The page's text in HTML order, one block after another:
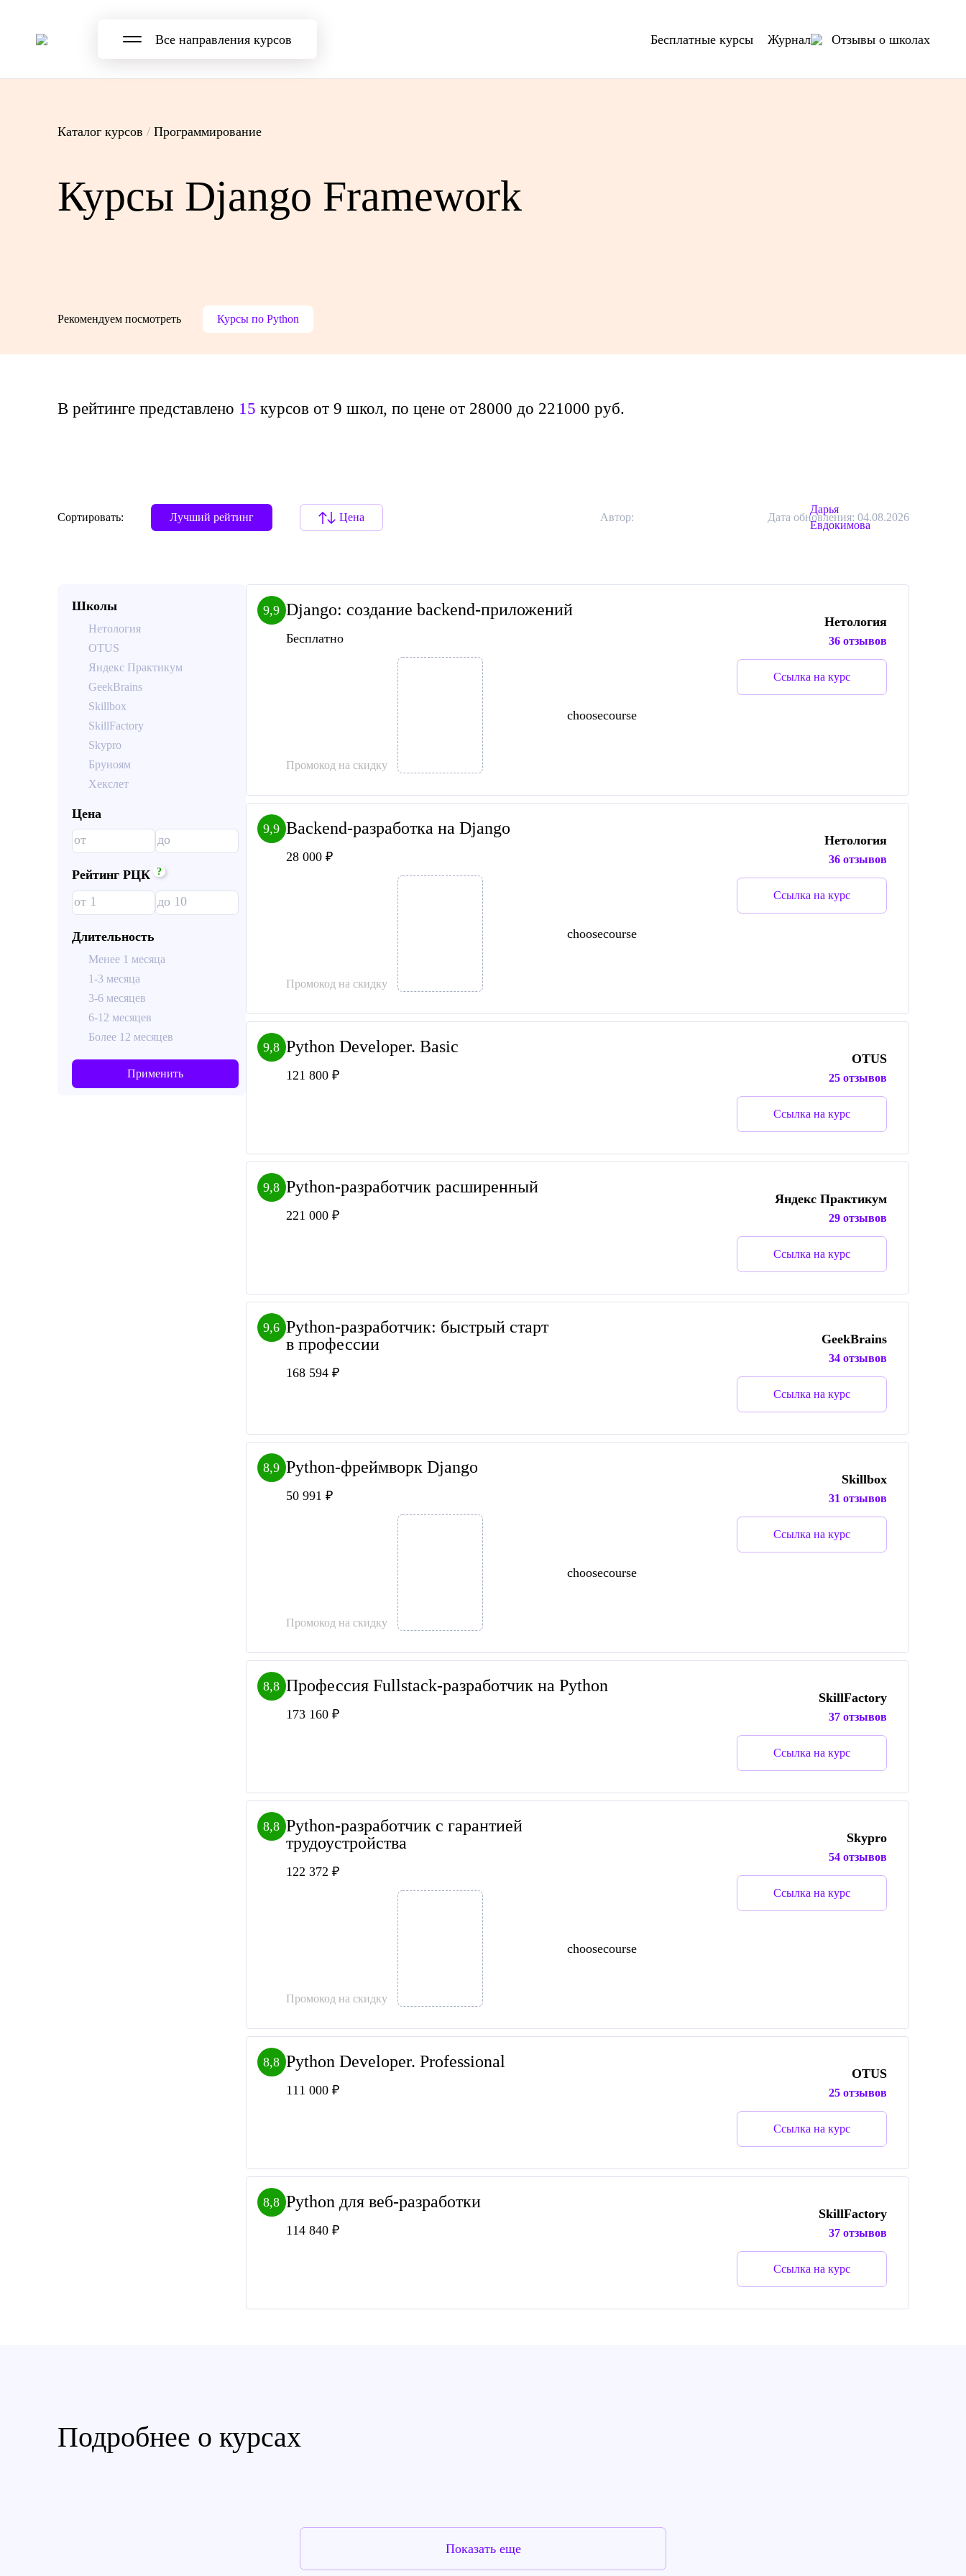
Все направления курсов Бесплатные курсы Журнал Отзывы о школах
Каталог курсов / Программирование
Курсы Django Framework
Рекомендуем посмотреть Курсы по Python
В рейтинге представлено 15 курсов от 9 школ, по цене от 28000 до 221000 руб.
Сортировать: Лучший рейтинг Цена Автор:
Дарья
Евдокимова
Дата обновления: 04.08.2026
Школы
Нетология
OTUS
Яндекс Практикум
GeekBrains
Skillbox
SkillFactory
Skypro
Бруноям
Хекслет
Цена
Рейтинг РЦК ?
Длительность
Менее 1 месяца
1-3 месяца
3-6 месяцев
6-12 месяцев
Более 12 месяцев
Применить
9,9 Django: создание backend-приложений
Бесплатно
Промокод на скидку
choosecourse
Нетология
36 отзывов
Ссылка на курс
9,9 Backend-разработка на Django
28 000 ₽
Промокод на скидку
choosecourse
Нетология
36 отзывов
Ссылка на курс
9,8 Python Developer. Basic
121 800 ₽
OTUS
25 отзывов
Ссылка на курс
9,8 Python-разработчик расширенный
221 000 ₽
Яндекс Практикум
29 отзывов
Ссылка на курс
9,6 Python-разработчик: быстрый старт
в профессии
168 594 ₽
GeekBrains
34 отзывов
Ссылка на курс
8,9 Python-фреймворк Django
50 991 ₽
Промокод на скидку
choosecourse
Skillbox
31 отзывов
Ссылка на курс
8,8 Профессия Fullstack-разработчик на Python
173 160 ₽
SkillFactory
37 отзывов
Ссылка на курс
8,8 Python-разработчик с гарантией
трудоустройства
122 372 ₽
Промокод на скидку
choosecourse
Skypro
54 отзывов
Ссылка на курс
8,8 Python Developer. Professional
111 000 ₽
OTUS
25 отзывов
Ссылка на курс
8,8 Python для веб-разработки
114 840 ₽
SkillFactory
37 отзывов
Ссылка на курс
Подробнее о курсах
Показать еще